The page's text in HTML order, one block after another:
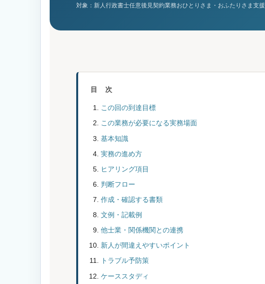
対象：新人行政書士任意後見契約業務おひとりさま・おふたりさま支援
目 次
この回の到達目標
この業務が必要になる実務場面
基本知識
実務の進め方
ヒアリング項目
判断フロー
作成・確認する書類
文例・記載例
他士業・関係機関との連携
新人が間違えやすいポイント
トラブル予防策
ケーススタディ